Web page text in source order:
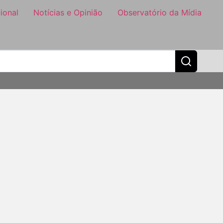
Notícias e Opinião Observatório da Mídia